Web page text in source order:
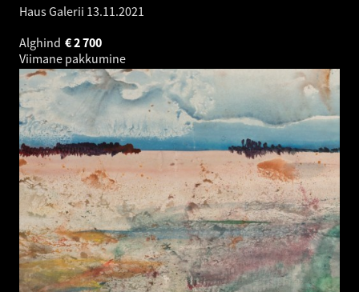
Haus Galerii 13.11.2021
Alghind
2 700
€
Viimane pakkumine